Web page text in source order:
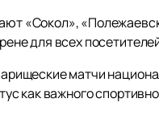
«Сокол»,
для всех
матчи
как важного